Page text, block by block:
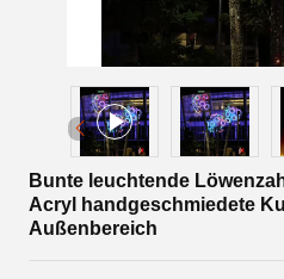
Bunte leuchtende
Acryl handgeschmiedete
Außenbereich